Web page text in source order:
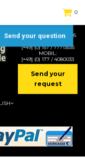
TEL:[+49] (0) 2232-5205
MOBIL:
[+49] (0) 157 / 77713535
MOBIL:
[+49] (0) 177 / 4080033
Send your
request
0
Send your question